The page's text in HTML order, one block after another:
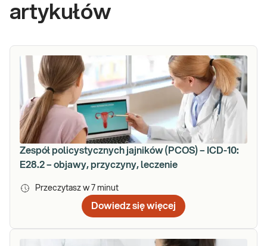
artykułów
Zespół policystycznych jajników (PCOS) – ICD-10:
E28.2 – objawy, przyczyny, leczenie
Przeczytasz w 7 minut
Dowiedz się więcej